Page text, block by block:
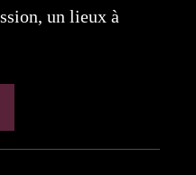
un lieux à